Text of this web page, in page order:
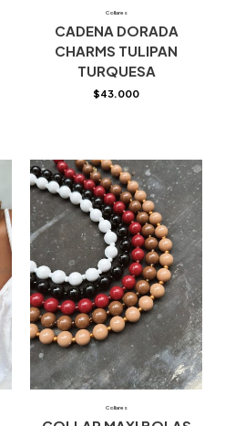
Collares
CADENA DORADA
CHARMS TULIPAN
TURQUESA
$43.000
Collares